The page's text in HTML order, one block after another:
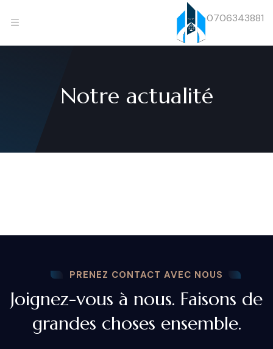
0706343881
Notre actualité
PRENEZ CONTACT AVEC NOUS
Joignez-vous à nous. Faisons de
grandes choses ensemble.